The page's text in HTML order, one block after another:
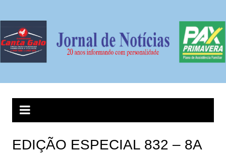
conteúdo
EDIÇÃO ESPECIAL 832 – 8A